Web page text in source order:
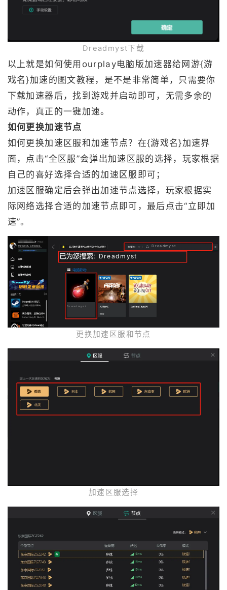
Dreadmyst下载
以上就是如何使用ourplay电脑版加速器给网游{游
戏名}加速的图文教程，是不是非常简单，只需要你
下载加速器后，找到游戏并启动即可，无需多余的
动作，真正的一键加速。
如何更换加速节点
如何更换加速区服和加速节点？在{游戏名}加速界
面，点击“全区服”会弹出加速区服的选择，玩家根据
自己的喜好选择合适的加速区服即可；
加速区服确定后会弹出加速节点选择，玩家根据实
际网络选择合适的加速节点即可，最后点击“立即加
速”。
Dreadmyst
Dreadmyst
Dreadmyst
更换加速区服和节点
加速区服选择